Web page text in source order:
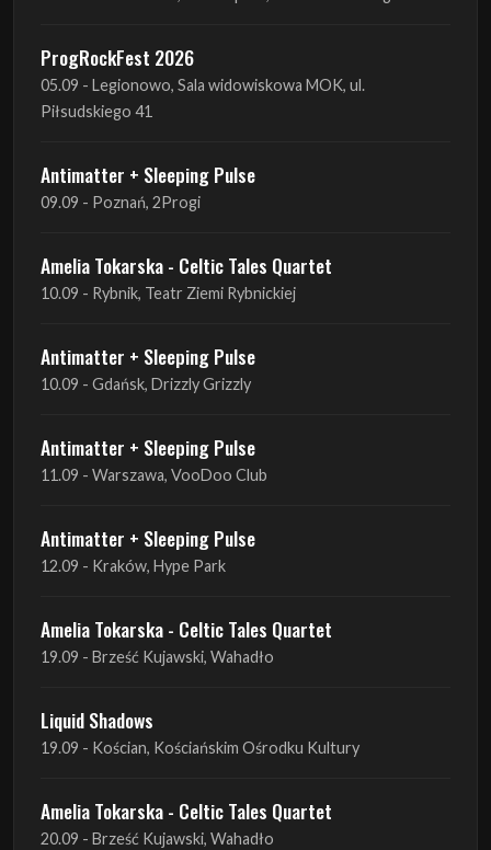
ProgRockFest 2026
05.09 - Legionowo, Sala widowiskowa MOK, ul.
Piłsudskiego 41
Antimatter + Sleeping Pulse
09.09 - Poznań, 2Progi
Amelia Tokarska - Celtic Tales Quartet
10.09 - Rybnik, Teatr Ziemi Rybnickiej
Antimatter + Sleeping Pulse
10.09 - Gdańsk, Drizzly Grizzly
Antimatter + Sleeping Pulse
11.09 - Warszawa, VooDoo Club
Antimatter + Sleeping Pulse
12.09 - Kraków, Hype Park
Amelia Tokarska - Celtic Tales Quartet
19.09 - Brześć Kujawski, Wahadło
Liquid Shadows
19.09 - Kościan, Kościańskim Ośrodku Kultury
Amelia Tokarska - Celtic Tales Quartet
20.09 - Brześć Kujawski, Wahadło